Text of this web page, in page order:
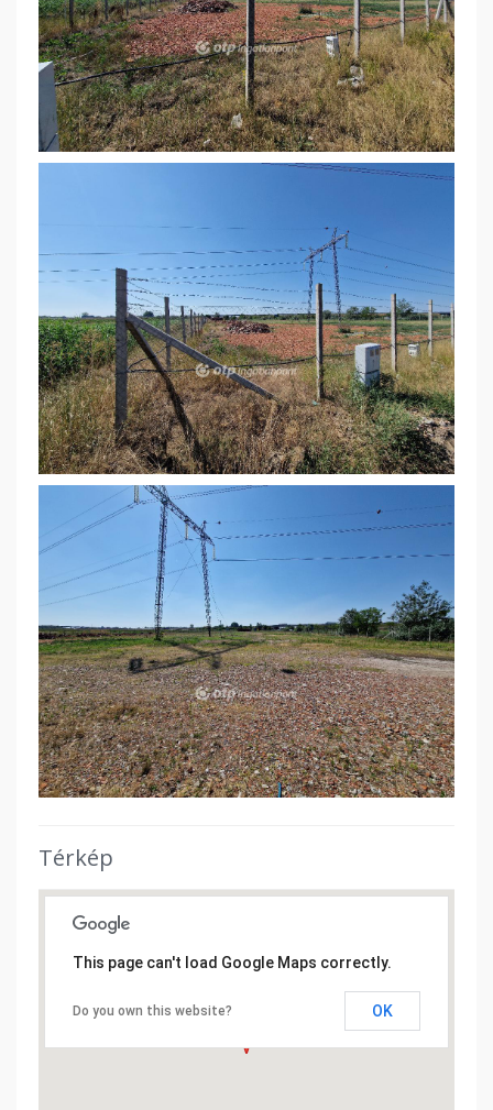
Térkép
This page can't load Google Maps correctly.
Do you own this website? OK